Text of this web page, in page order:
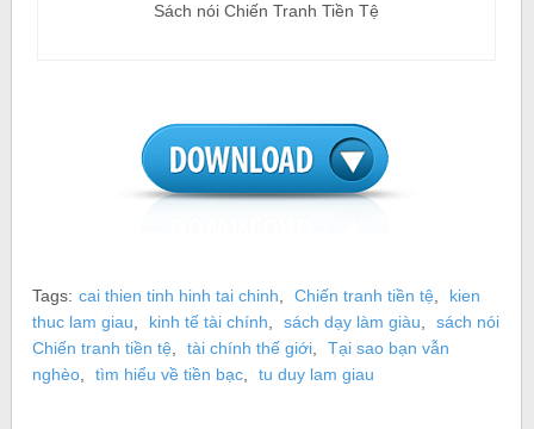
Sách nói Chiến Tranh Tiền Tệ
Tags: cai thien tinh hinh tai chinh Chiến tranh tiền tệ
kien
thuc lam giau
kinh tế tài chính sách dạy làm giàu
sách nói
Chiến tranh tiền tệ
tài chính thế giới
Tại sao bạn vẫn
nghèo
tìm hiểu về tiền bạc tu duy lam giau